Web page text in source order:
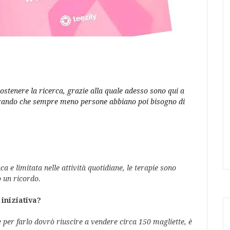
la ricerca, grazie alla quale adesso sono qui a
che sempre meno persone abbiano poi bisogno di
e limitata nelle attività quotidiane, le terapie sono
un ricordo.
iniziativa?
farlo dovrò riuscire a vendere circa 150 magliette, è